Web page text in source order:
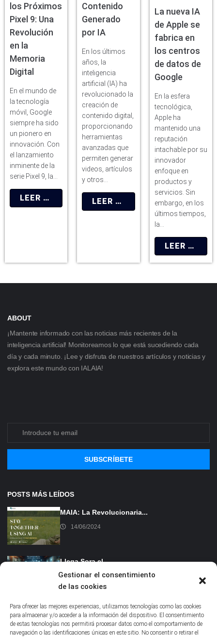
Gestionar el consentimiento
de las cookies
Para ofrecer las mejores experiencias, utilizamos tecnologías como las cookies
para almacenar y/o acceder a la información del dispositivo. El consentimiento
de estas tecnologías nos permitirá procesar datos como el comportamiento de
navegación o las identificaciones únicas en este sitio. No consentir o retirar el
los Próximos
Pixel 9: Una
Revolución
en la
Memoria
Digital
En el mundo de
la tecnología
móvil, Google
siempre ha sido
un pionero en
innovación. Con
el lanzamiento
inminente de la
serie Pixel 9, la…
LEER MÁS
Contenido
Generado
por IA
En los últimos
años, la
inteligencia
artificial (IA) ha
revolucionado la
creación de
contenido digital,
proporcionando
herramientas
avanzadas que
permiten generar
videos, artículos
y otros…
LEER MÁS
La nueva IA
de Apple se
fabrica en
los centros
de datos de
Google
En la esfera
tecnológica,
Apple ha
mantenido una
reputación
intachable por su
innovador
enfoque en
productos y
servicios. Sin
embargo, en los
últimos tiempos,
la…
LEER MÁS
ABOUT
¡Mantente informado con las noticias más recientes de la
inteligencia artificial! Monitoreamos lo que está sucediendo cada
día y cada minuto. ¡Lee y disfruta de nuestros artículos y noticias y
explora este mundo con IALAIA!
SUBSCRÍBETE
POSTS MÁS LEÍDOS
MAIA: La Revolucionaria...
14/06/2024
Llega Sora el...
16/02/2024